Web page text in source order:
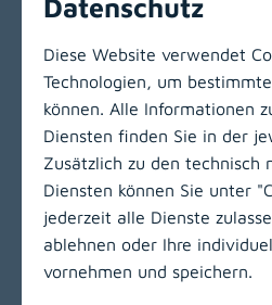
Zur Hauptnavigation
Datenschutz
Diese Website verwendet
Technologien, um
können. Alle Informationen
Diensten finden Sie in der
Zusätzlich zu den technisch
Diensten können Sie unter
jederzeit alle Dienste
ablehnen oder Ihre
vornehmen und speichern.